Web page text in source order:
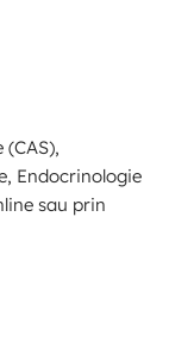
Endocrinologie
sau prin